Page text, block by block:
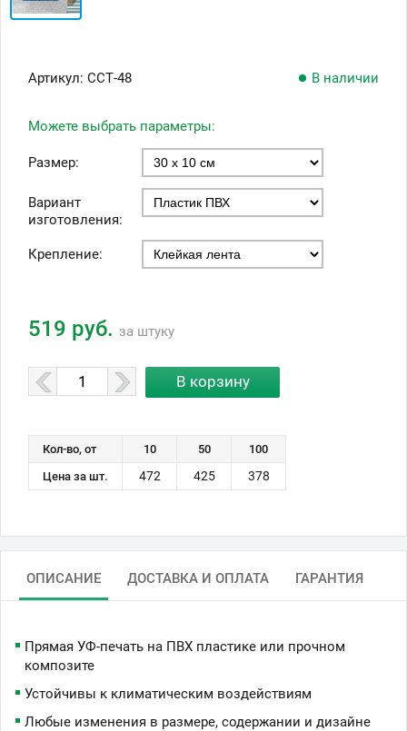
Артикул: ССТ-48 В наличии
Можете выбрать параметры:
Размер:
Вариант
изготовления:
Крепление:
519 руб. за штуку
Кол-во, от 10 50
100
Цена за шт.
472 425 378
ОПИСАНИЕ ДОСТАВКА И ОПЛАТА ГАРАНТИЯ
Прямая УФ-печать на ПВХ пластике или прочном
композите
Устойчивы к климатическим воздействиям
Любые изменения в размере, содержании и дизайне